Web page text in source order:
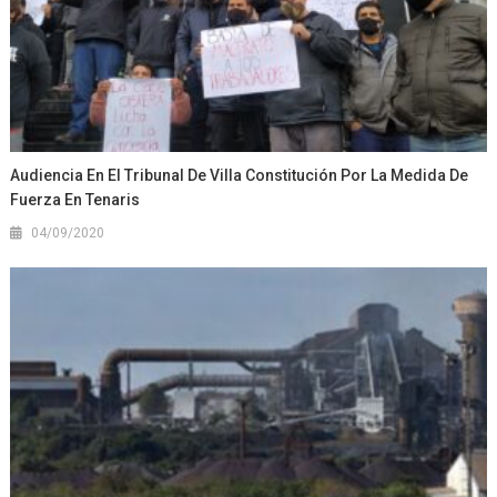
Audiencia En El Tribunal De Villa Constitución Por La Medida De
Fuerza En Tenaris
04/09/2020